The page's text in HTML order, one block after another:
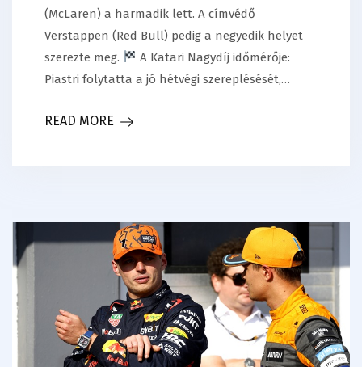
(McLaren) a harmadik lett. A címvédő
Verstappen (Red Bull) pedig a negyedik helyet
szerezte meg.
A Katari Nagydíj időmérője:
Piastri folytatta a jó hétvégi szereplésését,…
READ MORE